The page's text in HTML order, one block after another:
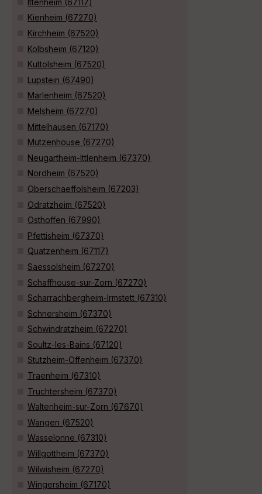
Kienheim (67270)
Kirchheim (67520)
Kolbsheim (67120)
Kuttolsheim (67520)
Lupstein (67490)
Marlenheim (67520)
Melsheim (67270)
Mittelhausen (67170)
Mutzenhouse (67270)
Neugartheim-Ittlenheim (67370)
Nordheim (67520)
Oberschaeffolsheim (67203)
Odratzheim (67520)
Osthoffen (67990)
Pfettisheim (67370)
Quatzenheim (67117)
Saessolsheim (67270)
Schaffhouse-sur-Zorn (67270)
Scharrachbergheim-Irmstett (67310)
Schnersheim (67370)
Schwindratzheim (67270)
Soultz-les-Bains (67120)
Stutzheim-Offenheim (67370)
Traenheim (67310)
Truchtersheim (67370)
Waltenheim-sur-Zorn (67670)
Wangen (67520)
Wasselonne (67310)
Willgottheim (67370)
Wilwisheim (67270)
Wingersheim (67170)